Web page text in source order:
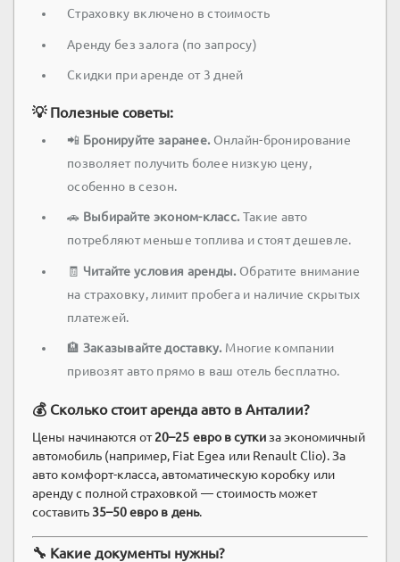
Страховку включено в стоимость
Аренду без залога (по запросу)
Скидки при аренде от 3 дней
💡 Полезные советы:
📲 Бронируйте заранее. Онлайн-бронирование
позволяет получить более низкую цену,
особенно в сезон.
🚗 Выбирайте эконом-класс. Такие авто
потребляют меньше топлива и стоят дешевле.
🧾 Читайте условия аренды. Обратите внимание
на страховку, лимит пробега и наличие скрытых
платежей.
🏨 Заказывайте доставку. Многие компании
привозят авто прямо в ваш отель бесплатно.
💰 Сколько стоит аренда авто в Анталии?
Цены начинаются от20–25 евро в суткиза экономичный
автомобиль (например, Fiat Egea или Renault Clio). За
авто комфорт-класса, автоматическую коробку или
аренду с полной страховкой — стоимость может
составить 35–50 евро в день.
🔧 Какие документы нужны?